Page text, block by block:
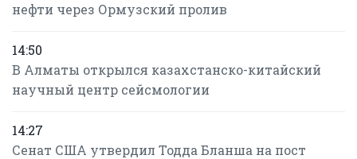
нефти через Ормузский пролив
14:50
В Алматы открылся казахстанско-китайский
научный центр сейсмологии
14:27
Сенат США утвердил Тодда Бланша на пост